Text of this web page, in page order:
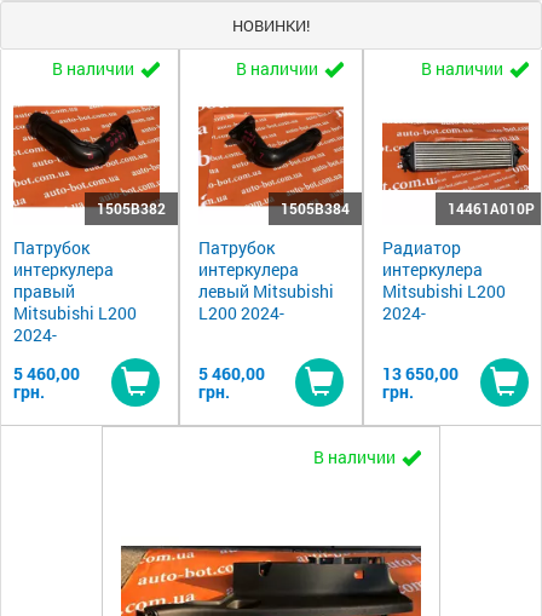
НОВИНКИ!
В наличии
1505B382
Патрубок
интеркулера
правый
Mitsubishi L200
2024-
5 460,00
грн.
Купить
В наличии
1505B384
Патрубок
интеркулера
левый Mitsubishi
L200 2024-
5 460,00
грн.
Купить
В наличии
14461A010P
Радиатор
интеркулера
Mitsubishi L200
2024-
13 650,00
грн.
В наличии